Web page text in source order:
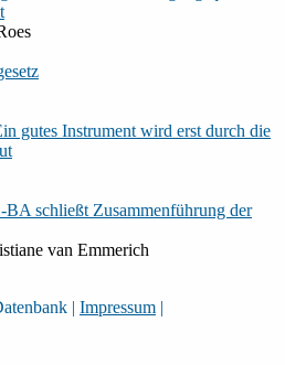
gutes Instrument wird erst durch die
schließt Zusammenführung der
van Emmerich
| Impressum |